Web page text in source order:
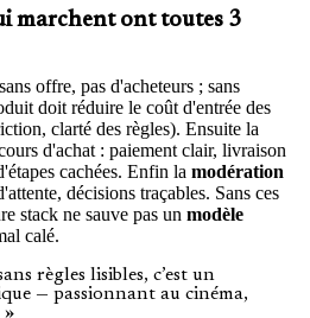
offre, pas d'acheteurs ; sans
doit réduire le coût d'entrée des
clarté des règles). Ensuite la
d'achat : paiement clair, livraison
cachées. Enfin la modération
décisions traçables. Sans ces
stack ne sauve pas un modèle
calé.
règles lisibles, c’est un
— passionnant au cinéma,
»